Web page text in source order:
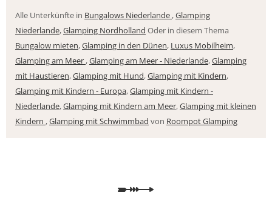
Alle Unterkünfte in Bungalows Niederlande ,Glamping
Niederlande,Glamping Nordholland Oder in diesem Thema
Bungalow mieten,Glamping in den Dünen, Luxus Mobilheim,
Glamping am Meer ,Glamping am Meer - Niederlande,Glamping
mit Haustieren,Glamping mit Hund,Glamping mit Kindern,
Glamping mit Kindern - Europa,Glamping mit Kindern -
Niederlande,Glamping mit Kindern am Meer,Glamping mit kleinen
Kindern ,Glamping mit Schwimmbad von Roompot Glamping